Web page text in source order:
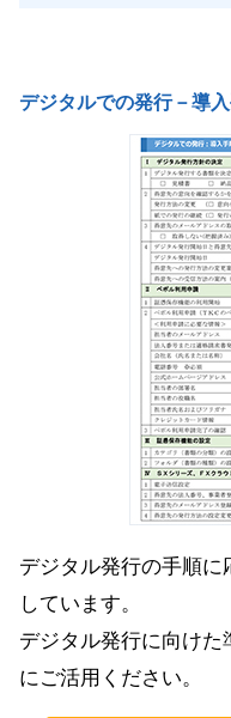
デジタルでの発行－導
デジタル発行の手順
しています。
デジタル発行に向けた
にご活用ください。